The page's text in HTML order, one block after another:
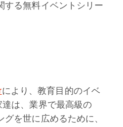
する無料イベントシリー
により、教育目的のイベ
は、業界で最高級の
を世に広めるために、